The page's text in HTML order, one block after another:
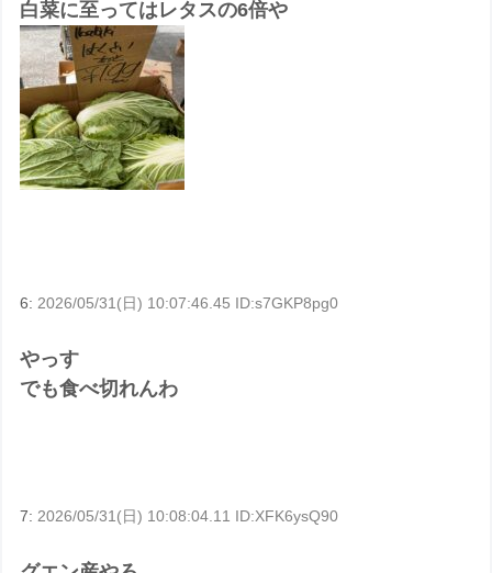
白菜に至ってはレタスの6倍や
6: 2026/05/31(日) 10:07:46.45 ID:s7GKP8pg0
やっす
でも食べ切れんわ
7: 2026/05/31(日) 10:08:04.11 ID:XFK6ysQ90